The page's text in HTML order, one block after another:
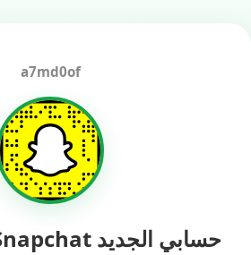
a7md0of
حسابي الجديد oiiaiio auf Snapchat